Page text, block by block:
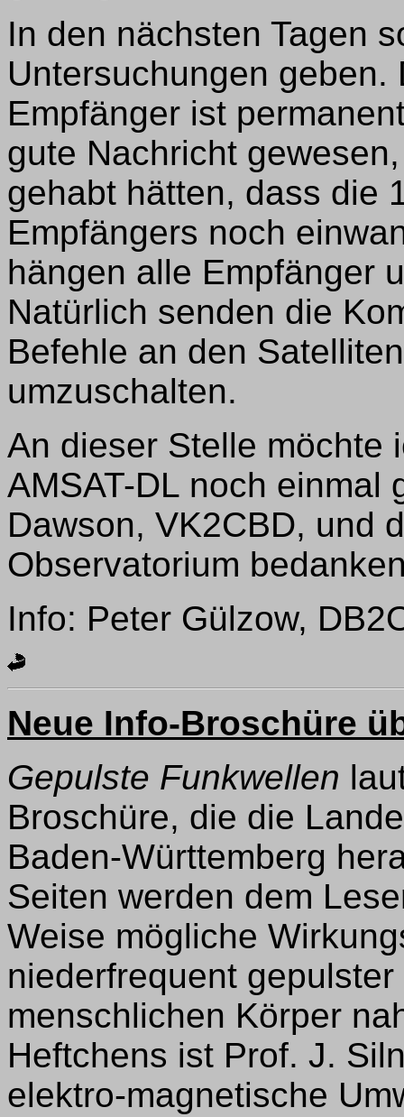
In den nächsten Tagen
Untersuchungen geben.
Empfänger ist
gute Nachricht
gehabt hätten, dass die
Empfängers noch
hängen alle Empfänger
Natürlich senden die
Befehle an den
umzuschalten.
An dieser Stelle möchte
AMSAT-DL noch einmal
Dawson, VK2CBD, und
Observatorium
Info: Peter Gülzow,
Neue Info-Broschüre
Gepulste Funkwellen
Broschüre, die die
Baden-Württemberg
Seiten werden dem
Weise mögliche
niederfrequent
menschlichen Körper
Heftchens ist Prof. J.
elektro-magnetische